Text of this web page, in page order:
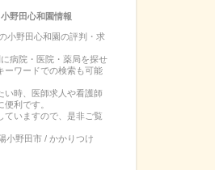
野田心和園情報
小野田心和園の評判・求
病院・医院・薬局を探せ
ーワードでの検索も可能
い時、医師求人や看護師
利です。
ていますので、是非ご覧
小野田市 / かかりつけ